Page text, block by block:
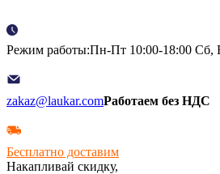
Режим работы:Пн-Пт 10:00-18:00 Сб,
zakaz@laukar.comРаботаем без НДС
Бесплатно доставим
Накапливай скидку,